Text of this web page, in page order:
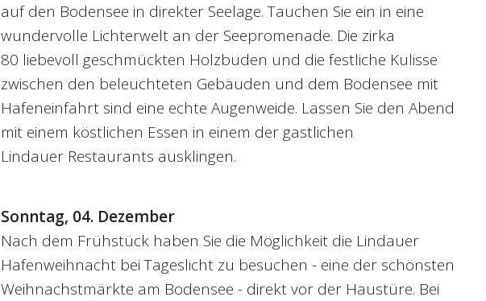
auf den Bodensee in direkter Seelage. Tauchen Sie ein in eine
wundervolle Lichterwelt an der Seepromenade. Die zirka
80 liebevoll geschmückten Holzbuden und die festliche Kulisse
zwischen den beleuchteten Gebäuden und dem Bodensee mit
Hafeneinfahrt sind eine echte Augenweide. Lassen Sie den Abend
mit einem köstlichen Essen in einem der gastlichen
Lindauer Restaurants ausklingen.
Sonntag, 04. Dezember
Nach dem Frühstück haben Sie die Möglichkeit die Lindauer
Hafenweihnacht bei Tageslicht zu besuchen - eine der schönsten
Weihnachstmärkte am Bodensee - direkt vor der Haustüre. Bei